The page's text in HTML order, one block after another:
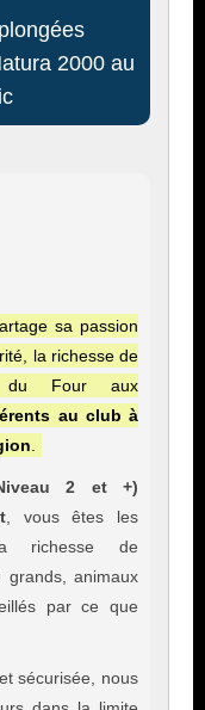
2000 au
sa passion
la richesse de
du Four aux
au club à
.
2 et +)
, vous êtes les
richesse de
grands, animaux
par ce que
sécurisée, nous